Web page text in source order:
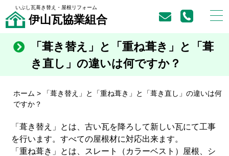
いぶし瓦葺き替え・屋根リフォーム
伊山瓦協業組合
「葺き替え」と「重ね葺き」と「葺
き直し」の違いは何ですか？
ホーム >
「葺き替え」と「重ね葺き」と「葺き直し」の違いは何
ですか？
「葺き替え」とは、古い瓦を降ろして新しい瓦にて工事
を行います。すべての屋根材に対応出来ます。
「重ね葺き」とは、スレート（カラーベスト）屋根、シ